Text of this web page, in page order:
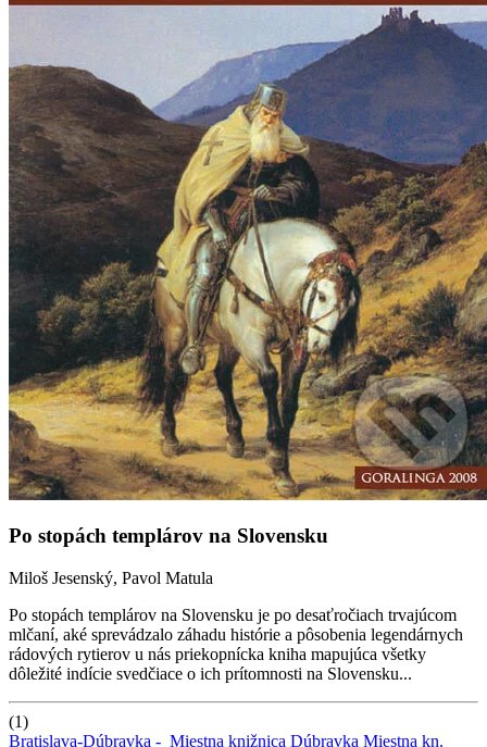
Po stopách templárov na Slovensku
Miloš Jesenský, Pavol Matula
Po stopách templárov na Slovensku je po desaťročiach trvajúcom
mlčaní, aké sprevádzalo záhadu histórie a pôsobenia legendárnych
rádových rytierov u nás priekopnícka kniha mapujúca všetky
dôležité indície svedčiace o ich prítomnosti na Slovensku...
(1)
Bratislava-Dúbravka - Miestna knižnica Dúbravka Miestna kn.